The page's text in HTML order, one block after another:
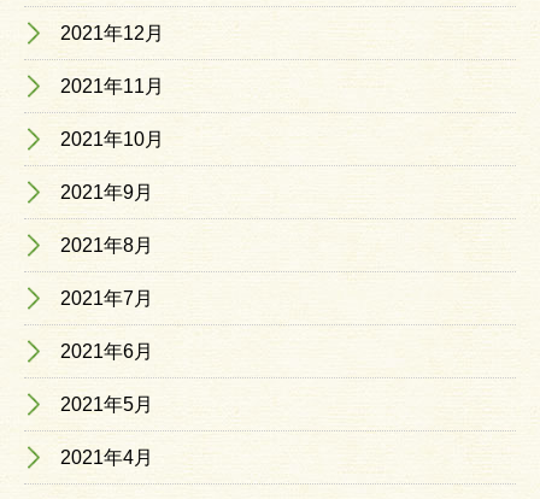
2021年12月
2021年11月
2021年10月
2021年9月
2021年8月
2021年7月
2021年6月
2021年5月
2021年4月